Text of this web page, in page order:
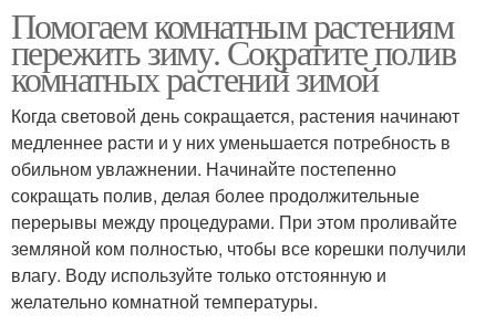
Помогаем комнатным растениям
пережить зиму. Сократите полив
комнатных растений зимой
Когда световой день сокращается, растения начинают
медленнее расти и у них уменьшается потребность в
обильном увлажнении. Начинайте постепенно
сокращать полив, делая более продолжительные
перерывы между процедурами. При этом проливайте
земляной ком полностью, чтобы все корешки получили
влагу. Воду используйте только отстоянную и
желательно комнатной температуры.